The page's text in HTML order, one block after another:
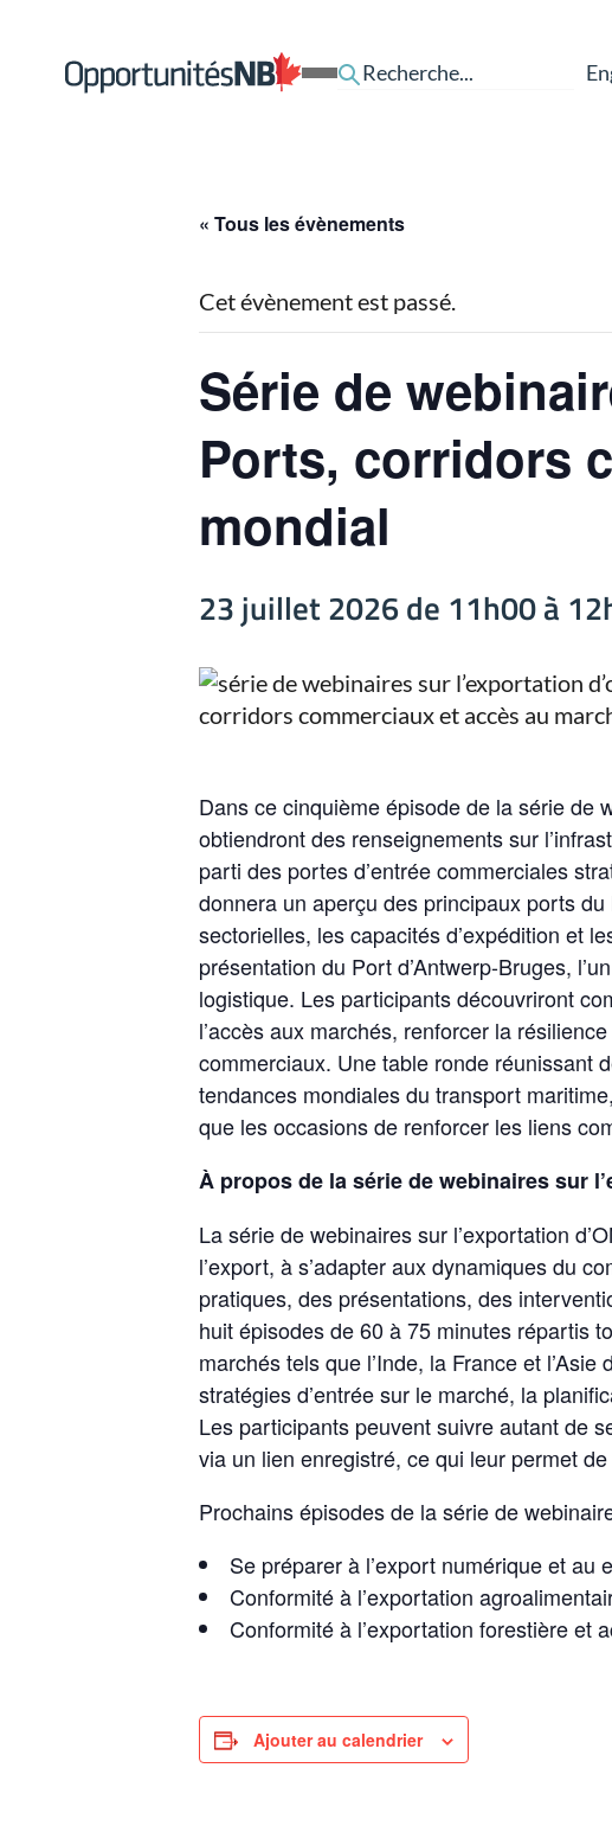
Lien
page
Open
« Tous les évènements
Cet évènement est passé.
Série de
Ports, corridors
mondial
23 juillet 2026 de 11h00à
Dans ce cinquième épisode de la série de
obtiendront des renseignements sur
parti des portes d’entrée commerciales
donnera un aperçu des principaux ports
sectorielles, les capacités d’expédition et
présentation du Port d’Antwerp-Bruges,
logistique. Les participants découvriront
l’accès aux marchés, renforcer la
commerciaux. Une table ronde réunissant
tendances mondiales du transport
que les occasions de renforcer les liens
À propos de la série de webinaires sur
La série de webinaires sur l’exportation
l’export, à s’adapter aux dynamiques du
pratiques, des présentations, des
huit épisodes de 60 à 75 minutes répartis
marchés tels que l’Inde, la France et
stratégies d’entrée sur le marché, la
Les participants peuvent suivre autant de
via un lien enregistré, ce qui leur permet
Prochains épisodes de la série de
Se préparer à l’export numérique et au
Conformité à l’exportation
Conformité à l’exportation forestière et
Ajouter au calendrier